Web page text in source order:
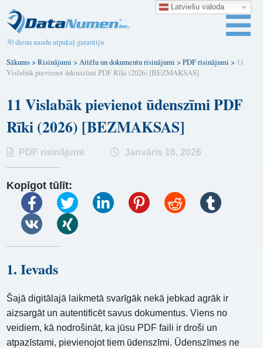
30 dienu naudu atpakaļ garantiju
Sākums>Risinājumi >Attēlu un dokumentu risinājumi >PDF risinājumi > 11
Vislabāk pievienot ūdenszīmi PDF Rīki (2026) [BEZMAKSAS]
11 Vislabāk pievienot ūdenszīmi PDF
Rīki (2026) [BEZMAKSAS]
PDF risinājumi Janvāris 16, 2026
Kopīgot tūlīt:
1. Ievads
Šajā digitālajā laikmetā svarīgāk nekā jebkad agrāk ir
aizsargāt un autentificēt savus dokumentus. Viens no
veidiem, kā nodrošināt, ka jūsu PDF faili ir droši un
atpazīstami, pievienojot tiem ūdenszīmi. Ūdenszīmes ne
Latviešu valoda